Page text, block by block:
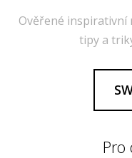
Ověřené inspirativní
tipy a
Pro